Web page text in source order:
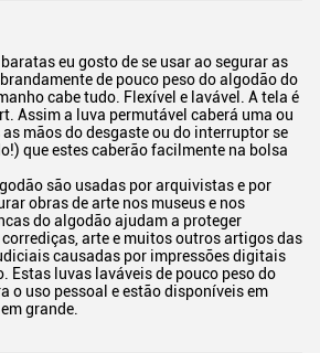
eu gosto de se usar ao segurar as
de pouco peso do algodão do
cabe tudo. Flexível e lavável. A tela é
Assim a luva permutável caberá uma ou
mãos do desgaste ou do interruptor se
que estes caberão facilmente na bolsa
são usadas por arquivistas e por
obras de arte nos museus e nos
do algodão ajudam a proteger
arte e muitos outros artigos das
causadas por impressões digitais
Estas luvas laváveis de pouco peso do
o uso pessoal e estão disponíveis em
grande.